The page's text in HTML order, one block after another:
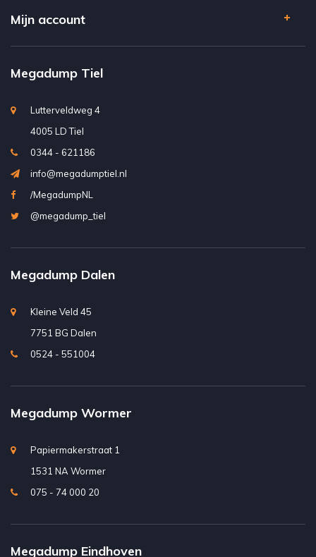
Mijn account
Megadump Tiel
Lutterveldweg 4
4005 LD Tiel
0344 - 621186
info@megadumptiel.nl
/MegadumpNL
@megadump_tiel
Megadump Dalen
Kleine Veld 45
7751 BG Dalen
0524 - 551004
Megadump Wormer
Papiermakerstraat 1
1531 NA Wormer
075 - 74 000 20
Megadump Eindhoven